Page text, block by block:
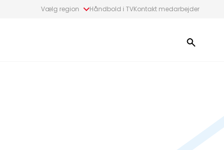
Vælg region Håndbold i TVKontakt medarbejder